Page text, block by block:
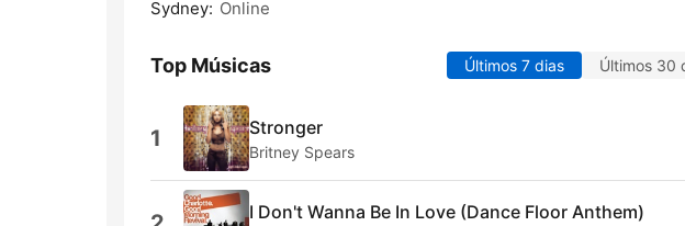
Sydney: Online
Top Músicas Últimos 7 dias Últimos 30
1 Stronger
Britney Spears
I Don't Wanna Be In Love (Dance Floor Anthem)